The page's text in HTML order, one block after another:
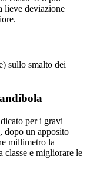
lieve deviazione
sullo smalto dei
per i gravi
dopo un apposito
millimetro la
classe e migliorare le